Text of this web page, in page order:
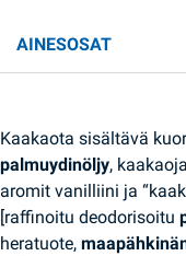
AINESOSAT
Kaakaota sisältävä
palmuydinöljy,
aromit vanilliini ja
[raffinoitu deodorisoitu
heratuote,